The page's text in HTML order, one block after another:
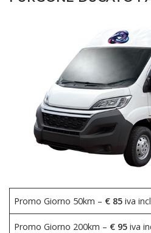
Promo Giorno 50km – € 85iva
Promo Giorno 200km – € 95iva